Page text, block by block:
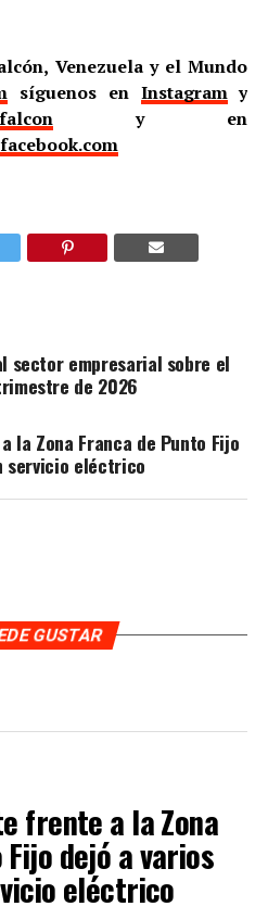
Venezuela y el Mundo
síguenos en Instagramy
y en
sector empresarial sobre el
de 2026
la Zona Franca de Punto Fijo
servicio eléctrico
GUSTAR
frente a la Zona
dejó a varios
eléctrico